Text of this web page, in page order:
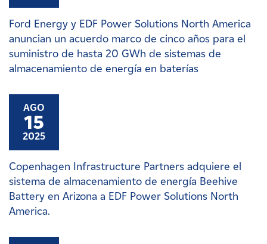
Ford Energy y EDF Power Solutions North America
anuncian un acuerdo marco de cinco años para el
suministro de hasta 20 GWh de sistemas de
almacenamiento de energía en baterías
AGO
15
2025
Copenhagen Infrastructure Partners adquiere el
sistema de almacenamiento de energía Beehive
Battery en Arizona a EDF Power Solutions North
America.